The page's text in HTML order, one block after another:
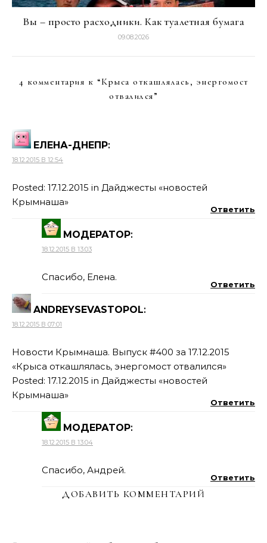
Вы – просто расходники. Как туалетная бумага
09.08.2026
4 комментария к “Крыса откашлялась, энергомост
отвалился”
ЕЛЕНА-ДНЕПР:
18.12.2015 В 12:54
Posted: 17.12.2015 in Дайджесты «новостей
Крымнаша»
Ответить
МОДЕРАТОР:
18.12.2015 В 13:03
Спасибо, Елена.
Ответить
ANDREYSEVASTOPOL:
18.12.2015 В 07:01
Новости Крымнаша. Выпуск #400 за 17.12.2015
«Крыса откашлялась, энергомост отвалился»
Posted: 17.12.2015 in Дайджесты «новостей
Крымнаша»
Ответить
МОДЕРАТОР:
18.12.2015 В 13:04
Спасибо, Андрей.
Ответить
ДОБАВИТЬ КОММЕНТАРИЙ